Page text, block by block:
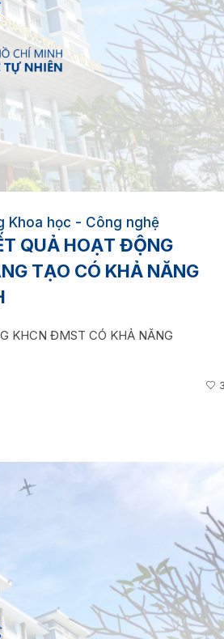
Khoa học - Công nghệ
QUẢ HOẠT ĐỘNG
TẠO CÓ KHẢ NĂNG
KHCN ĐMST CÓ KHẢ NĂNG